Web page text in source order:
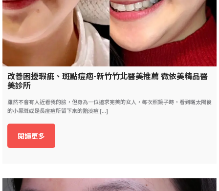
改善困擾瑕疵、斑點痘疤-新竹竹北醫美推薦 微依美精品醫
美診所
雖然不會有人近看我的臉，但身為一位追求完美的女人，每次照鏡子時，看到曬太陽後
的小黑斑或是長痘痘所留下來的黯淡痘 [...]
閱讀更多